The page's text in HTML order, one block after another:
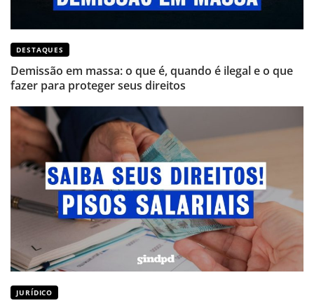
DESTAQUES
Demissão em massa: o que é, quando é ilegal e o que
fazer para proteger seus direitos
JURÍDICO